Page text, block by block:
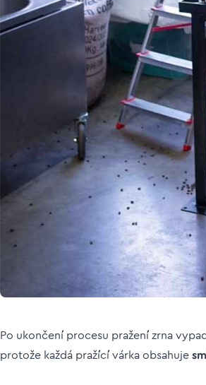
Po ukončení procesu pražení zrna
protože každá pražící várka obsahuje